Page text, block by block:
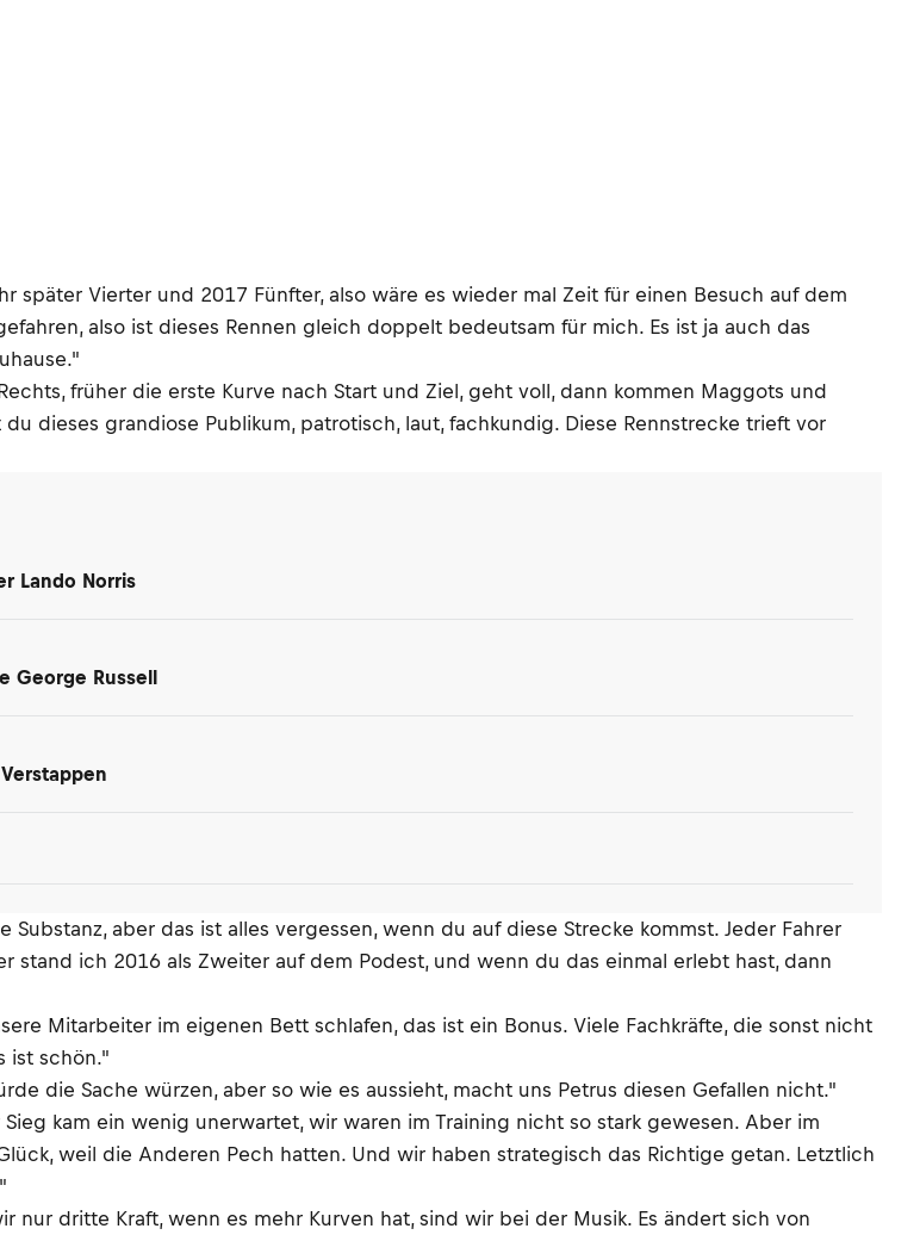
Vierter und 2017 Fünfter, also wäre es wieder mal Zeit für einen Besuch auf dem
also ist dieses Rennen gleich doppelt bedeutsam für mich. Es ist ja auch das
früher die erste Kurve nach Start und Ziel, geht voll, dann kommen Maggots und
dieses grandiose Publikum, patrotisch, laut, fachkundig. Diese Rennstrecke trieft vor
Lando Norris
George Russell
aber das ist alles vergessen, wenn du auf diese Strecke kommst. Jeder Fahrer
stand ich 2016 als Zweiter auf dem Podest, und wenn du das einmal erlebt hast, dann
Mitarbeiter im eigenen Bett schlafen, das ist ein Bonus. Viele Fachkräfte, die sonst nicht
ist schön."
die Sache würzen, aber so wie es aussieht, macht uns Petrus diesen Gefallen nicht."
kam ein wenig unerwartet, wir waren im Training nicht so stark gewesen. Aber im
weil die Anderen Pech hatten. Und wir haben strategisch das Richtige getan. Letztlich
dritte Kraft, wenn es mehr Kurven hat, sind wir bei der Musik. Es ändert sich von